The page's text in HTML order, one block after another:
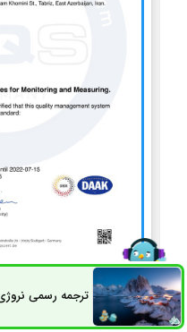
ترجمه رسمیراه های ارتباطی